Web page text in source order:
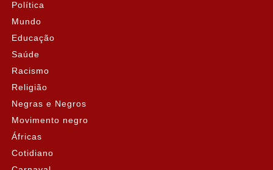
Política
Mundo
Educação
Saúde
Racismo
Religião
Negras e Negros
Movimento negro
Áfricas
Cotidiano